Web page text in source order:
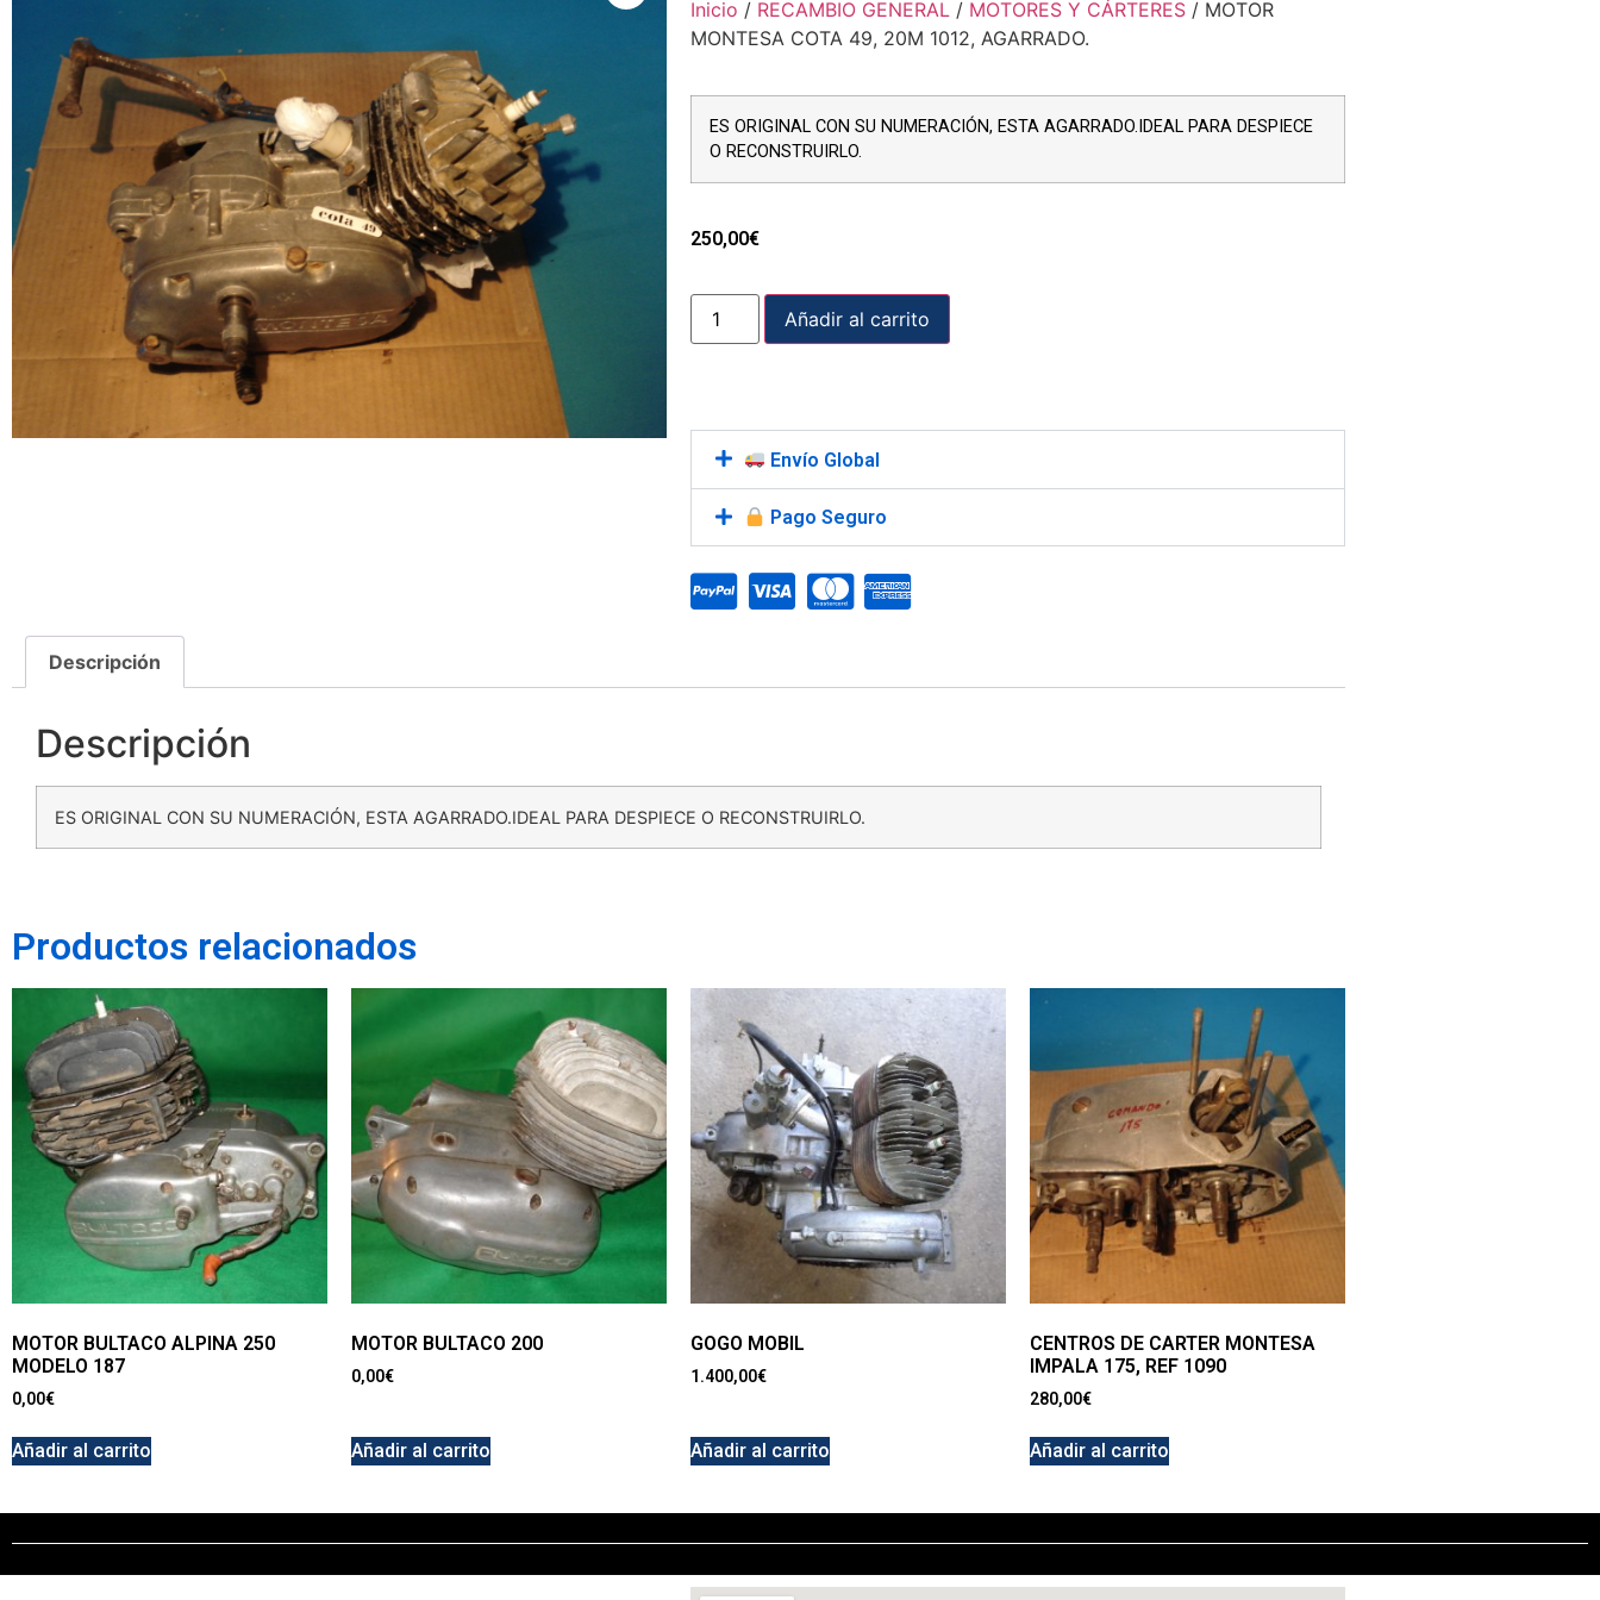
Inicio / RECAMBIO GENERAL / MOTORES Y CÁRTERES / MOTOR
MONTESA COTA 49, 20M 1012, AGARRADO.
ES ORIGINAL CON SU NUMERACIÓN, ESTA AGARRADO.IDEAL PARA DESPIECE
O RECONSTRUIRLO.
250,00€
Añadir al carrito
Envío Global
Pago Seguro
Descripción
Descripción
ES ORIGINAL CON SU NUMERACIÓN, ESTA AGARRADO.IDEAL PARA DESPIECE O RECONSTRUIRLO.
Productos relacionados
MOTOR BULTACO ALPINA 250
MODELO 187
0,00€
Añadir al carrito
MOTOR BULTACO 200
0,00€
Añadir al carrito
GOGO MOBIL
1.400,00€
Añadir al carrito
CENTROS DE CARTER MONTESA
IMPALA 175, REF 1090
280,00€
Añadir al carrito